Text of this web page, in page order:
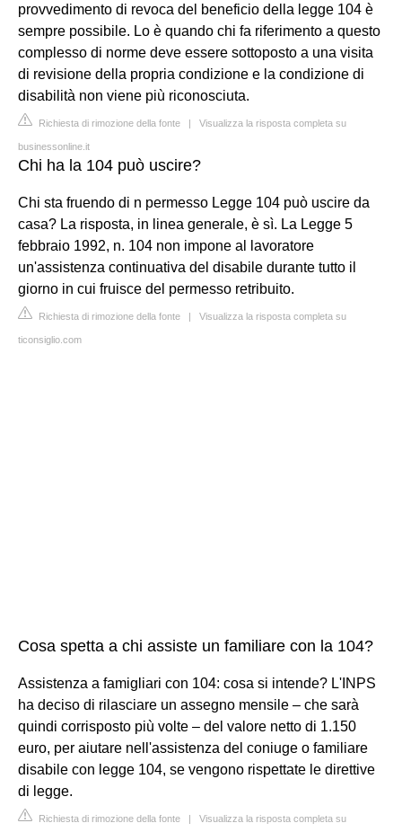
provvedimento di revoca del beneficio della legge 104 è
sempre possibile. Lo è quando chi fa riferimento a questo
complesso di norme deve essere sottoposto a una visita
di revisione della propria condizione e la condizione di
disabilità non viene più riconosciuta.
Richiesta di rimozione della fonte | Visualizza la risposta completa su
businessonline.it
Chi ha la 104 può uscire?
Chi sta fruendo di n permesso Legge 104 può uscire da
casa? La risposta, in linea generale, è sì. La Legge 5
febbraio 1992, n. 104 non impone al lavoratore
un'assistenza continuativa del disabile durante tutto il
giorno in cui fruisce del permesso retribuito.
Richiesta di rimozione della fonte | Visualizza la risposta completa su
ticonsiglio.com
Cosa spetta a chi assiste un familiare con la 104?
Assistenza a famigliari con 104: cosa si intende? L'INPS
ha deciso di rilasciare un assegno mensile – che sarà
quindi corrisposto più volte – del valore netto di 1.150
euro, per aiutare nell'assistenza del coniuge o familiare
disabile con legge 104, se vengono rispettate le direttive
di legge.
Richiesta di rimozione della fonte | Visualizza la risposta completa su